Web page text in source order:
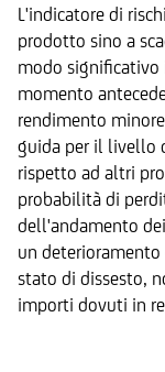
L'indicatore di
prodotto sino a
modo
momento
rendimento
guida per il livello
rispetto ad altri
probabilità di
dell'andamento
un
stato di dissesto,
importi dovuti in